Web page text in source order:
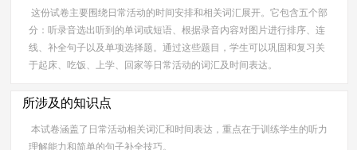
这份试卷主要围绕日常活动的时间安排和相关词汇展开。它包含五个部
分：听录音选出听到的单词或短语、根据录音内容对图片进行排序、连
线、补全句子以及单项选择题。通过这些题目，学生可以巩固和复习关
于起床、吃饭、上学、回家等日常活动的词汇及时间表达。
所涉及的知识点
本试卷涵盖了日常活动相关词汇和时间表达，重点在于训练学生的听力
理解能力和简单的句子补全技巧。